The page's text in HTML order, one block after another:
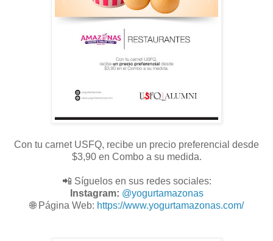
Con tu carnet USFQ, recibe un precio preferencial desde
$3,90 en Combo a su medida.
📲 Síguelos en sus redes sociales:
Instagram: @yogurtamazonas
🌐 Página Web: https://www.yogurtamazonas.com/